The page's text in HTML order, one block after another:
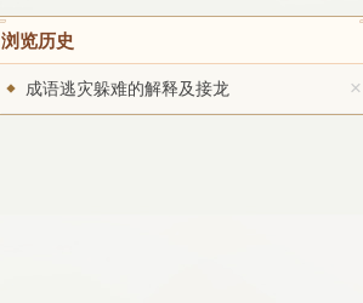
浏览历史
成语逃灾躲难的解释及接龙 ×